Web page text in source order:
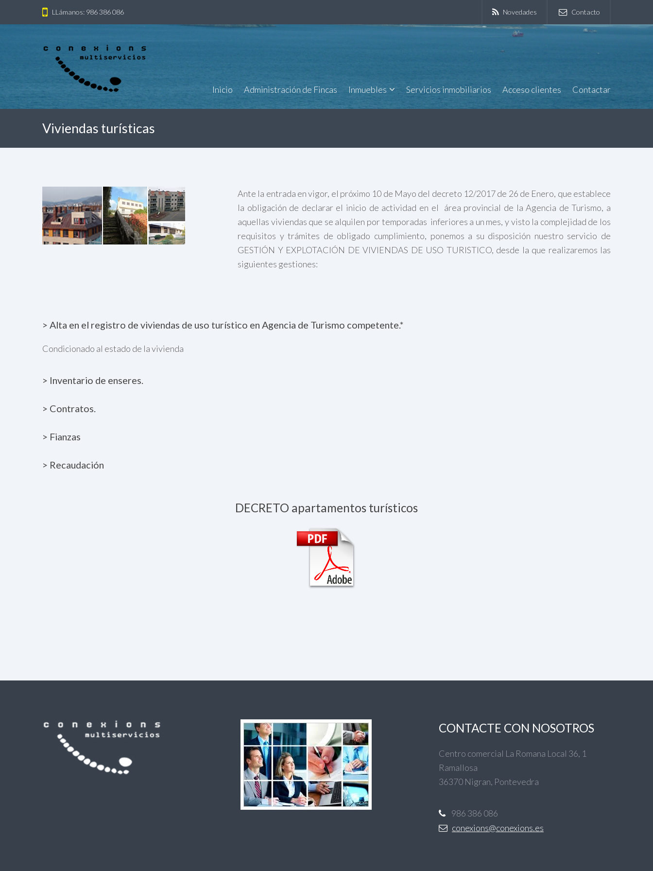
LLámanos: 986 386 086 Novedades Contacto
Inicio Administración de Fincas Inmuebles Servicios inmobiliarios Acceso clientes Contactar
Viviendas turísticas
Ante la entrada en vigor, el próximo 10 de Mayo del decreto 12/2017 de 26 de Enero, que establece
la obligación de declarar el inicio de actividad en el área provincial de la Agencia de Turismo, a
aquellas viviendas que se alquilen por temporadas inferiores a un mes, y visto la complejidad de los
requisitos y trámites de obligado cumplimiento, ponemos a su disposición nuestro servicio de
GESTIÓN Y EXPLOTACIÓN DE VIVIENDAS DE USO TURISTICO, desde la que realizaremos las
siguientes gestiones:
> Alta en el registro de viviendas de uso turístico en Agencia de Turismo competente.*
Condicionado al estado de la vivienda
> Inventario de enseres.
> Contratos.
> Fianzas
> Recaudación
DECRETO apartamentos turísticos
CONTACTE CON NOSOTROS
Centro comercial La Romana Local 36, 1
Ramallosa
36370 Nigran, Pontevedra
986 386 086
conexions@conexions.es